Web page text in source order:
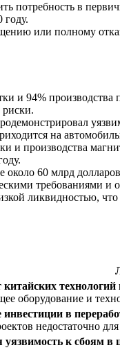
потребность в
году.
или полному
и 94%
риски.
на
производства
60 млрд
требованиями
ликвидностью, что
китайских технологий
оборудование и
в
недостаточно
к сбоям в